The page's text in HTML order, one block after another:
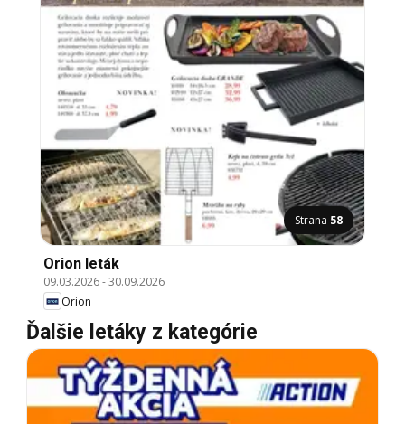
Strana 58
Orion leták
09.03.2026-30.09.2026
Orion
Ďalšie letáky z kategórie